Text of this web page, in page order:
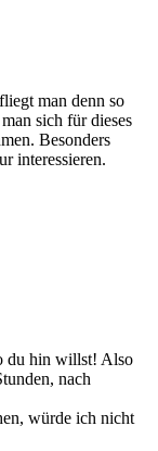
man denn so
sich für dieses
Besonders
interessieren.
du hin willst! Also
nach
würde ich nicht